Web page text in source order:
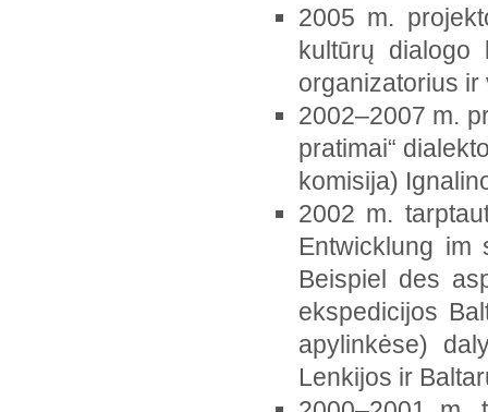
2005 m.
kultūrų dialogo
organizatorius ir
2002–2007 m.
pratimai“
komisija)
2002 m.
Entwicklung im
Beispiel des
ekspedicijos
apylinkėse)
Lenkijos ir